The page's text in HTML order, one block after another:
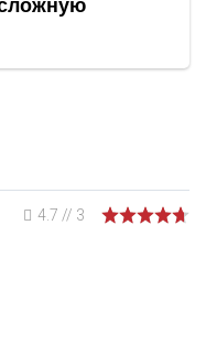
4.7 // 3